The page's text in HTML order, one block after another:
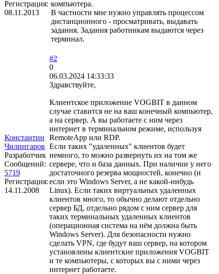
Регистрация:
08.11.2013
компьютера.
В частности мне нужно управлять процессом
дистанционного - просматривать, выдавать
задания. Задания работникам выдаются через
терминал.
Константин
Чилингаров
Разработчик
Сообщений:
5719
Регистрация:
14.11.2008
#2
0
06.03.2024 14:33:33
Здравствуйте,
Клиентское приложение VOGBIT в данном
случае ставится не на ваш конечный компьютер,
а на сервер. А вы работаете с ним через
интернет в терминальном режиме, используя
RemoteApp или RDP.
Если таких "удаленных" клиентов будет
немного, то можно развернуть их на том же
сервере, что и база данных. При наличии у него
достаточного резерва мощностей, конечно (и
если это Windows Server, а не какой-нибудь
Linux). Если таких виртуальных удаленных
клиентов много, то обычно делают отдельно
сервер БД, отдельно рядом с ним сервер для
таких терминальных удаленных клиентов
(операционная система на нём должна быть
Windows Server). Для безопасности нужно
сделать VPN, где будут ваш сервер, на котором
установлены клиентские приложения VOGBIT
и те компьютеры, с которых вы с ними через
интернет работаете.